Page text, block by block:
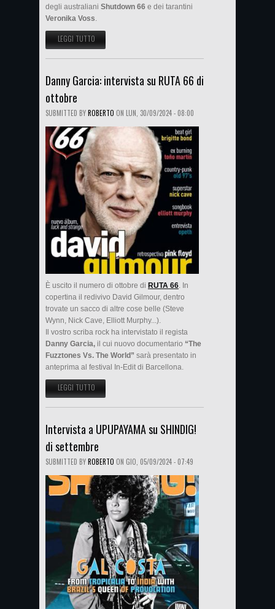
degli australiani Shutdown 66 e dei tarantini
Veronika Voss.
LEGGI TUTTO
Danny Garcia: intervista su RUTA 66 di
ottobre
SUBMITTED BYROBERTO ON LUN, 30/09/2024 - 08:00
È uscito il numero di ottobre di RUTA 66. In
copertina il redivivo David Gilmour, dentro
trovate un sacco di altre cose belle (Steve
Wynn, Nick Cave, Elliott Murphy...).
Il vostro scriba rock ha intervistato il regista
Danny Garcia, il cui nuovo documentario “The
Fuzztones Vs. The World” sarà presentato in
anteprima al festival In-Edit di Barcellona.
LEGGI TUTTO
Intervista a UPUPAYAMA su SHINDIG!
di settembre
SUBMITTED BYROBERTO ON GIO, 05/09/2024 - 07:49